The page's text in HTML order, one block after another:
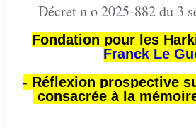
Décret n o 2025-882 du 3
Fondation pour les
Franck Le
- Réflexion prospective
consacrée à la